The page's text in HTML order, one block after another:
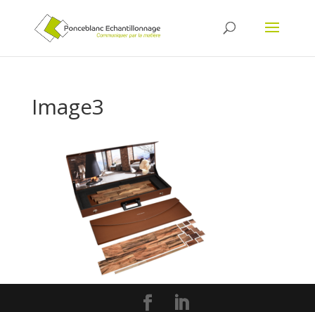
Image3